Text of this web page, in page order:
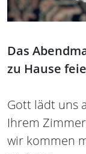
Das
zu Hause
Gott lädt uns
Ihrem
wir kommen